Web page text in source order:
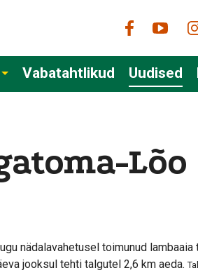
Vabatahtlikud Uudised
Lõo
nädalavahetusel toimunud
jooksul tehti talgutel 2,6 km aeda.